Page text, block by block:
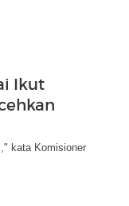
Ikut
kata Komisioner